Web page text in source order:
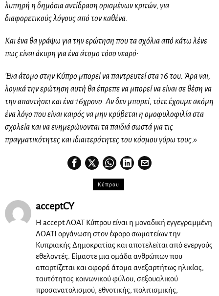
λυπηρή η δημόσια αντίδραση ορισμένων κριτών, για
διαφορετικούς λόγους από τον καθένα.
Και ένα θα γράψω για την ερώτηση που τα σχόλια από κάτω λένε
πως είναι άκυρη για ένα άτομο τόσο νεαρό:
Ένα άτομο στην Κύπρο μπορεί να παντρευτεί στα 16 του. Άρα ναι,
λογικά την ερώτηση αυτή θα έπρεπε να μπορεί να είναι σε θέση να
την απαντήσει και ένα 16χρονο. Αν δεν μπορεί, τότε έχουμε ακόμη
ένα λόγο που είναι καιρός να μην κρύβεται η ομοφυλοφιλία στα
σχολεία και να ενημερώνονται τα παιδιά σωστά για τις
πραγματικότητες και ιδιαιτερότητες του κόσμου γύρω τους.»
Κύπρου
acceptCY
Η accept ΛΟΑΤ Κύπρου είναι η μοναδική εγγεγραμμένη
ΛΟΑΤΙ οργάνωση στον έφορο σωματείων την
Κυπριακής Δημοκρατίας και αποτελείται από ενεργούς
εθελοντές. Είμαστε μια ομάδα ανθρώπων που
απαρτίζεται και αφορά άτομα ανεξαρτήτως ηλικίας,
ταυτότητας κοινωνικού φύλου, σεξουαλικού
προσανατολισμού, εθνοτικής, πολιτισμικής,